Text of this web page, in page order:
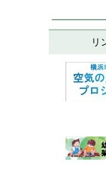
リ